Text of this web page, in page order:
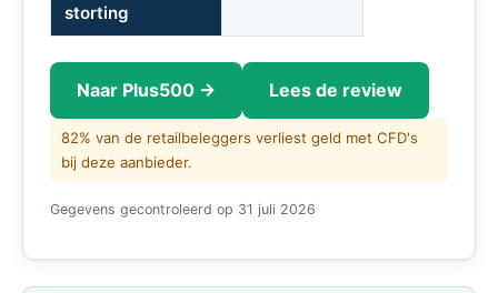
storting
Naar Plus500 → Lees de review
82% van de retailbeleggers verliest geld met CFD's
bij deze aanbieder.
Gegevens gecontroleerd op 31 juli 2026